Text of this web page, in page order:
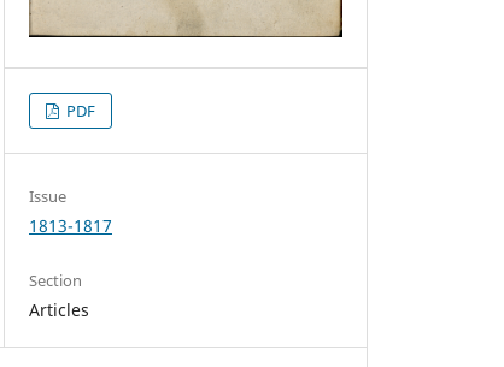
PDF
Issue
1813-1817
Section
Articles